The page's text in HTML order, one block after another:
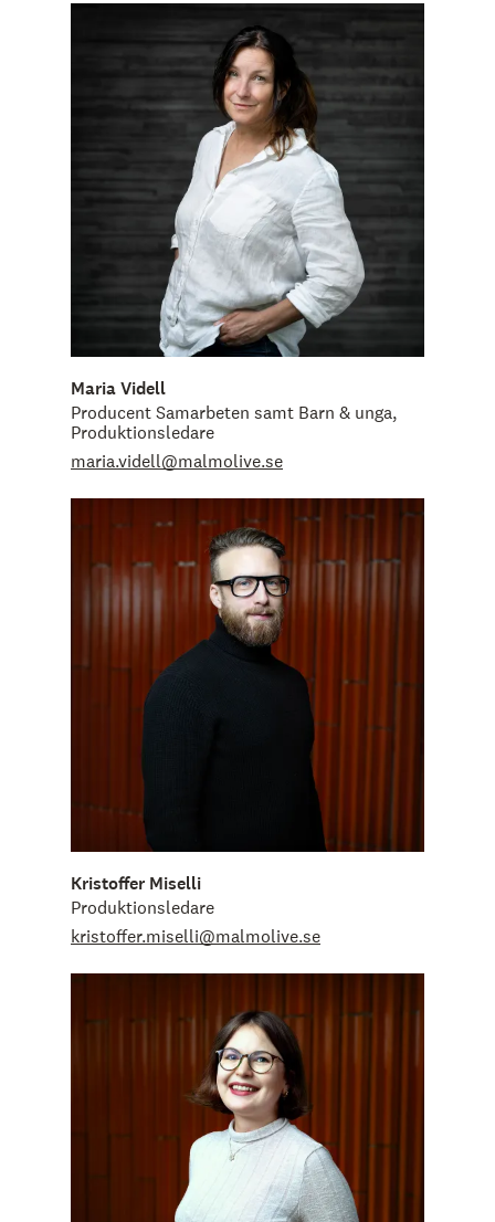
Maria Videll
Producent Samarbeten samt Barn & unga,
Produktionsledare
maria.videll@malmolive.se
Kristoffer Miselli
Produktionsledare
kristoffer.miselli@malmolive.se